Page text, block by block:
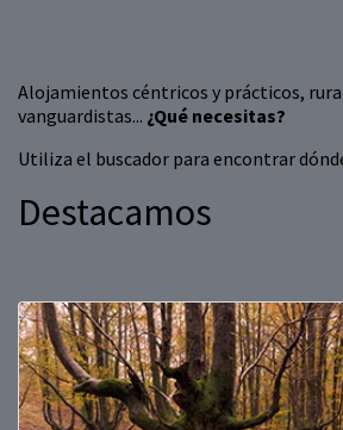
Alojamientos céntricos y prácticos,
vanguardistas... ¿Qué necesitas?
Utiliza el buscador para encontrar
Destacamos